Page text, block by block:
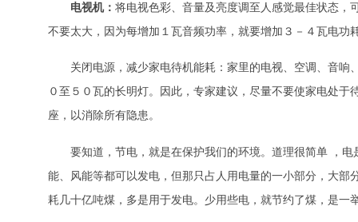
电视机： 将电视色彩、音量及亮度调至人感觉最佳状态，
不要太大，因为每增加１瓦音频功率，就要增加３－４瓦电功
关闭电源，减少家电待机能耗：家里的电视、空调、音
０至５０瓦的长明灯。因此，专家建议，尽量不要使家电处
座，以消除所有隐患。
要知道，节电，就是在保护我们的环境。道理很简单 ，
能、风能等都可以发电，但那只占人用电量的一小部分，大
耗几十亿吨煤，多是用于发电。少用些电，就节约了煤，是一